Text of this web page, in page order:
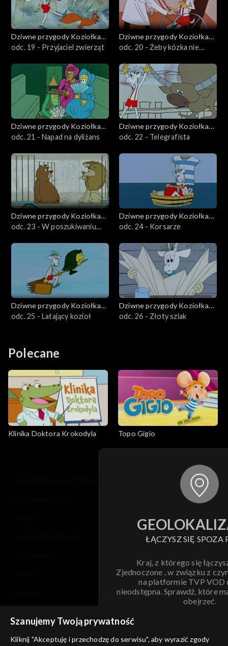
Dziwne przygody Koziołka
Matołka
odc. 19 - Przyjaciel zwierząt
Dziwne przygody Koziołka
Matołka
odc. 20 - Żeby kózka nie
Dziwne przygody Koziołka
Matołka
odc. 21 - Napad na dyliżans
Dziwne przygody Koziołka
Matołka
odc. 22 - Telegrafista
Dziwne przygody Koziołka
Matołka
odc. 23 - W poszukiwaniu
Dziwne przygody Koziołka
Matołka
odc. 24 - Korsarze
Dziwne przygody Koziołka
Matołka
odc. 25 - Latający kozioł
Dziwne przygody Koziołka
Matołka
odc. 26 - Złoty szlak
Polecane
Klinika Doktora Krokodyla Topo Gigio
ŁĄCZYSZ SIĘ SPOZA
Kraj, z którego się
Zjednoczone , w związku z
na platformie TVP VOD
nieodstępna. Sprawdź, które
obejrzeć.
Szanujemy Twoją prywatność
Kliknij "Akceptuję i przechodzę do serwisu", aby wyrazić zgody